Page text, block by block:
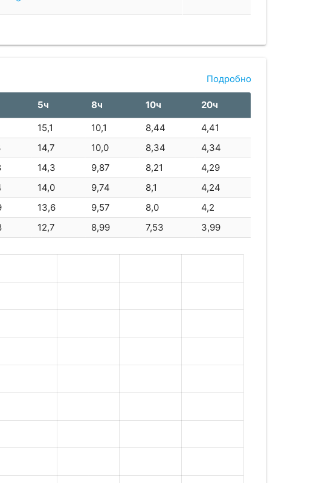
LPL12-70 70
RA12-70S 70
RA12-70 70
LPL12-75 75
SPB 12 - 75 75
RA12-80S 80
ST-1290 90
Подробно
5ч 8ч 10ч
20ч
15,1 10,1 8,44
4,41
14,7 10,0 8,34
4,34
14,3 9,87 8,21
4,29
14,0 9,74 8,1
4,24
13,6 9,57 8,0
4,2
12,7 8,99 7,53 3,99